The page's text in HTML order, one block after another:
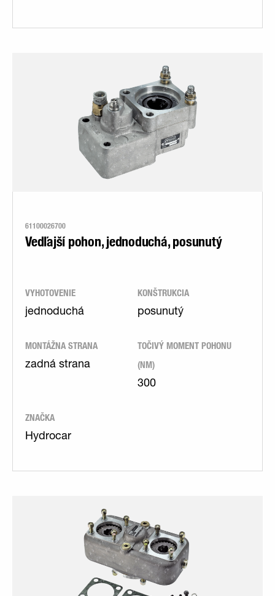
61100026700
Vedľajší pohon, jednoduchá, posunutý
VYHOTOVENIE
jednoduchá
KONŠTRUKCIA
posunutý
MONTÁŽNA STRANA
zadná strana
TOČIVÝ MOMENT POHONU
(NM)
300
ZNAČKA
Hydrocar